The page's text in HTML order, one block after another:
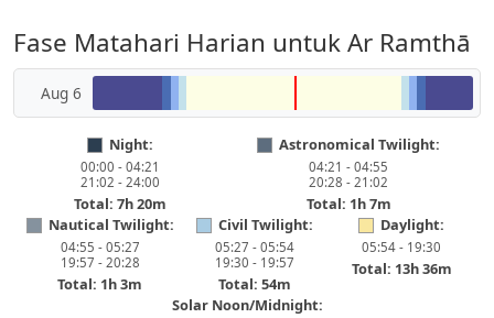
Fase Matahari Harian untuk Ar Ramthā
Aug 6
Night:
00:00 - 04:21
21:02 - 24:00
Total: 7h 20m
Astronomical Twilight:
04:21 - 04:55
20:28 - 21:02
Total: 1h 7m
Nautical Twilight:
04:55 - 05:27
19:57 - 20:28
Total: 1h 3m
Civil Twilight:
05:27 - 05:54
19:30 - 19:57
Total: 54m
Daylight:
05:54 - 19:30
Total: 13h 36m
Solar Noon/Midnight: